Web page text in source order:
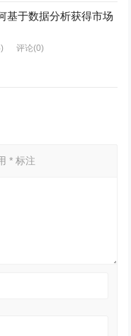
基于数据分析获得市场
评论(0)
* 标注